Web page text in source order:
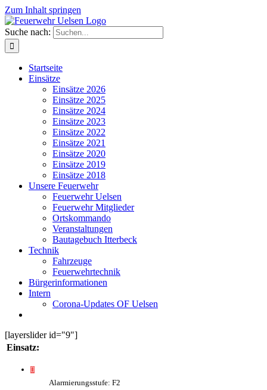
Zum Inhalt springen
Suche nach:
Startseite
Einsätze
Einsätze 2026
Einsätze 2025
Einsätze 2024
Einsätze 2023
Einsätze 2022
Einsätze 2021
Einsätze 2020
Einsätze 2019
Einsätze 2018
Unsere Feuerwehr
Feuerwehr Uelsen
Feuerwehr Mitglieder
Ortskommando
Veranstaltungen
Bautagebuch Itterbeck
Technik
Fahrzeuge
Feuerwehrtechnik
Bürgerinformationen
Intern
Corona-Updates OF Uelsen
[layerslider id="9"]
Einsatz:
Alarmierungsstufe: F2